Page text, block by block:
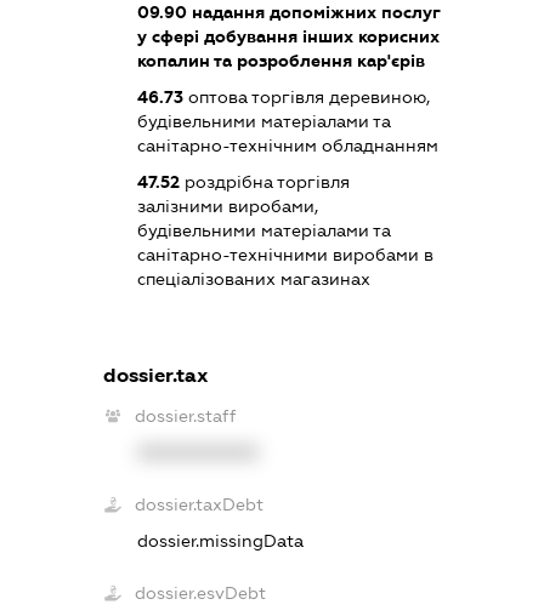
09.90 надання допоміжних послуг
у сфері добування інших корисних
копалин та розроблення кар'єрів
46.73 оптова торгівля деревиною,
будівельними матеріалами та
санітарно-технічним обладнанням
47.52 роздрібна торгівля
залізними виробами,
будівельними матеріалами та
санітарно-технічними виробами в
спеціалізованих магазинах
dossier.tax
dossier.staff
dossier.taxDebt
dossier.missingData
dossier.esvDebt